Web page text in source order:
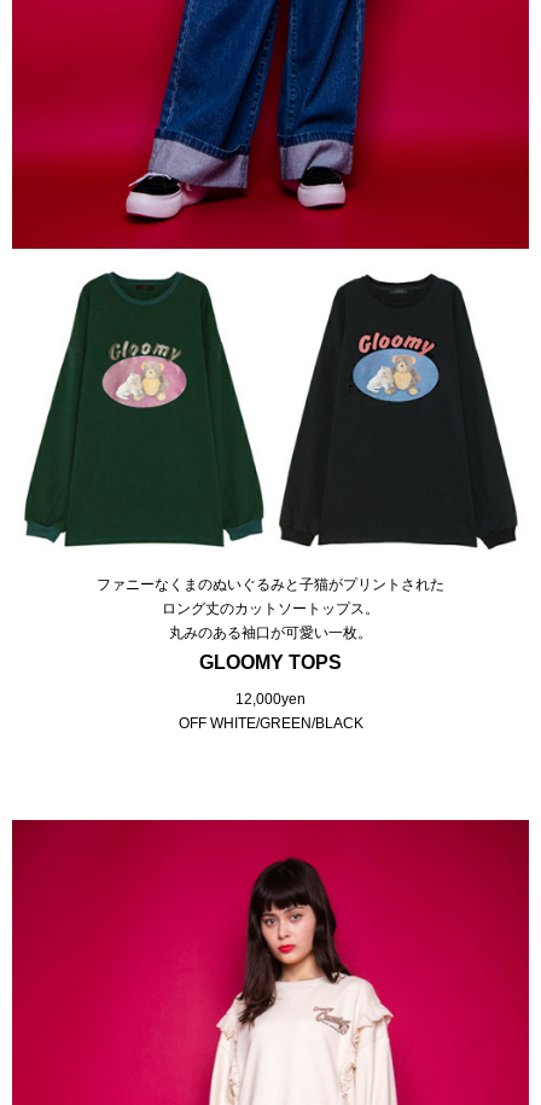
ファニーなくまのぬいぐるみと子猫がプリントされた
ロング丈のカットソートップス。
丸みのある袖口が可愛い一枚。
GLOOMY TOPS
12,000yen
OFF WHITE/GREEN/BLACK